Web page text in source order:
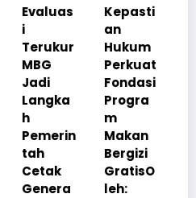
Kepasti
Hukum
Perkuat
Fondasi
Progra
Makan
Bergizi
GratisO
leh:
Apresia
si
Pemerin
tah
Pastika
n
s Menu
MBG
Tetap
Sesuai